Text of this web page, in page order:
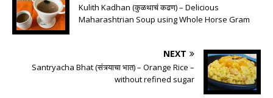
Kulith Kadhan (कुळथाचं कढण) – Delicious
Maharashtrian Soup using Whole Horse Gram
NEXT
Santryacha Bhat (संत्र्याचा भात) – Orange Rice –
without refined sugar